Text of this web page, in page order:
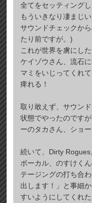
全てをセッティング
もういきなり凄まじい
サウンドチェックか
たり前ですが。)
これが世界を虜にした
ケイゾウさん、流石
マミをいじってくれて
痺れる！
取り敢えず、サウン
状態でやったのです
ーのタカさん、ショ
続いて、Dirty Rogues
ボーカル、のすけく
テージングの打ち合
出します！」と事細
すいようにしてくれた